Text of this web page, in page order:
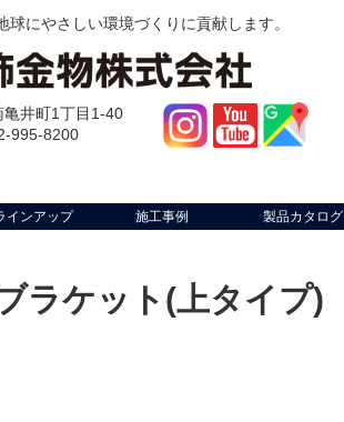
にやさしい環境づくりに貢献します。
井町1丁目1-40
995-8200
インアップ 施工事例 製品カタログ
ラケット(上タイプ)